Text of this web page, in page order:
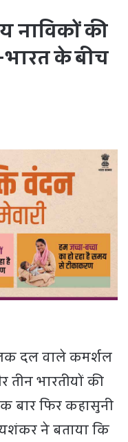
नाविकों की
के बीच
दल वाले कमर्शल
भारतीयों की
बार फिर कहासुनी
ने बताया कि